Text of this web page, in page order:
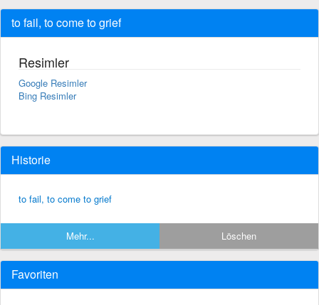
to fail, to come to grief
Resimler
Google Resimler
Bing Resimler
Historie
to fail, to come to grief
Mehr... Löschen
Favoriten